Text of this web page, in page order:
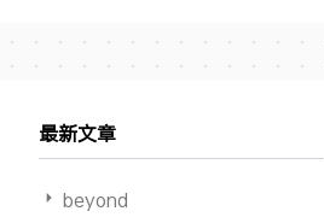
最新文章
beyond